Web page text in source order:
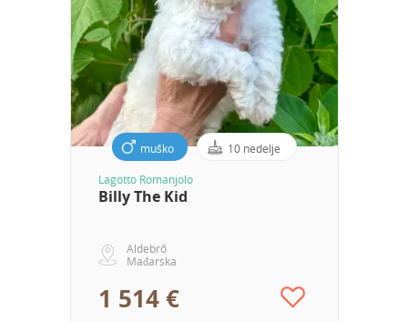
muško 10 nedelje
Lagotto Romanjolo
Billy The Kid
Aldebrő
Mađarska
1 514 €